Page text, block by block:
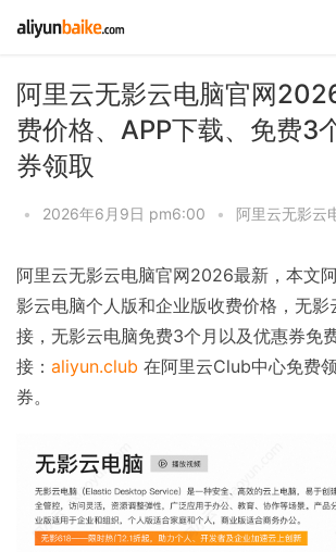
阿里云无影云电脑官网
费价格、APP下载、免费3
券领取
• 2026年6月9日 pm6:00 • 阿里云无影云
阿里云无影云电脑官网2026最新，本文
影云电脑个人版和企业版收费价格，无影
接，无影云电脑免费3个月以及优惠券免
接： aliyun.club 在阿里云Club中心免费
券。